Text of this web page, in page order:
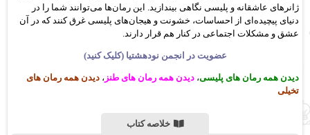
ژانرهای عاشقانه و پلیسی نگاهی بیندازید. این رمان‌ها می‌توانند شما را در
دنیای پیچیده‌ای از احساسات، خشونت و هیجان‌های پلیسی غرق کنند که در آن
عشق و مشکلات اجتماعی در کنار هم قرار دارند.
عضویت در انجمن نودهشتیا (کلیک کنید)
دیدن همه رمان های پلیسی، دیدن همه رمان های طنز ، دیدن همه رمان های
تخیلی
خلاصه کتاب